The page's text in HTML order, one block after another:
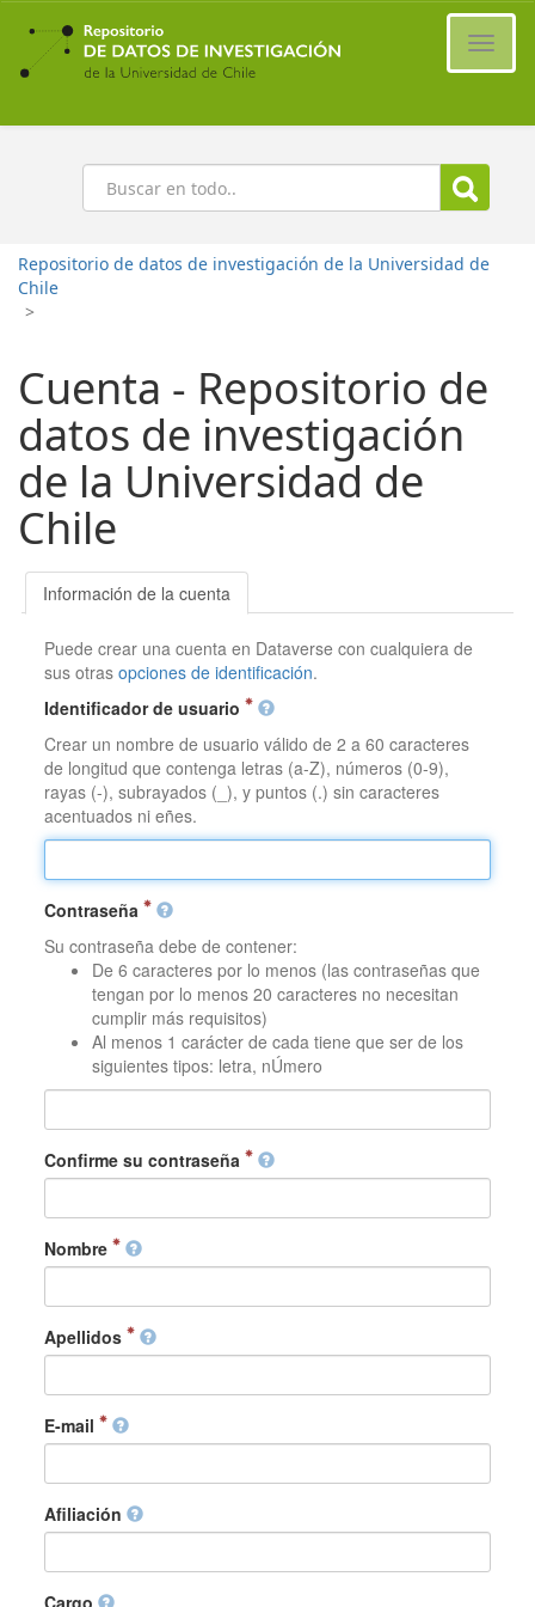
Ir
contenido
principal
Buscar
Repositorio de datos de investigación de la Universidad de
Chile
>
Cuenta - Repositorio de
datos de investigación
de la Universidad de
Chile
Información de la cuenta
Puede crear una cuenta en Dataverse con cualquiera de
sus otrasopciones de identificación.
Identificador de usuario
Crear un nombre de usuario válido de 2 a 60 caracteres
de longitud que contenga letras (a-Z), números (0-9),
rayas (-), subrayados (_), y puntos (.) sin caracteres
acentuados ni eñes.
Contraseña
Su contraseña debe de contener:
De 6 caracteres por lo menos (las contraseñas que
tengan por lo menos 20 caracteres no necesitan
cumplir más requisitos)
Al menos 1 carácter de cada tiene que ser de los
siguientes tipos: letra, nÚmero
Confirme su contraseña
Nombre
Apellidos
E-mail
Afiliación
Cargo